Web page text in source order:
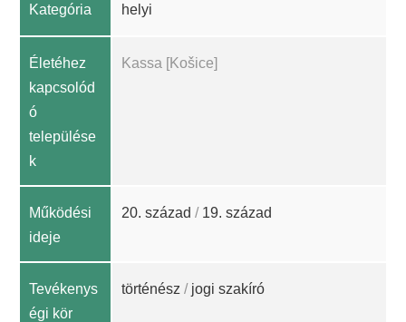
Kategória helyi
Életéhez
kapcsolód
ó
települése
k
Kassa [Košice]
Működési
ideje
20. század / 19. század
Tevékenys
égi kör
történész / jogi szakíró